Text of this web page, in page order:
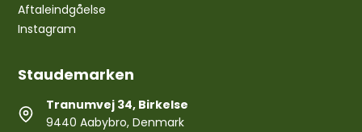
Aftaleindgåelse
Instagram
Staudemarken
Tranumvej 34, Birkelse
9440 Aabybro, Denmark